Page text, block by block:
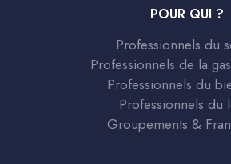
POUR QUI ?
Professionnels du
Professionnels de la
Professionnels du
Professionnels du
Groupements &